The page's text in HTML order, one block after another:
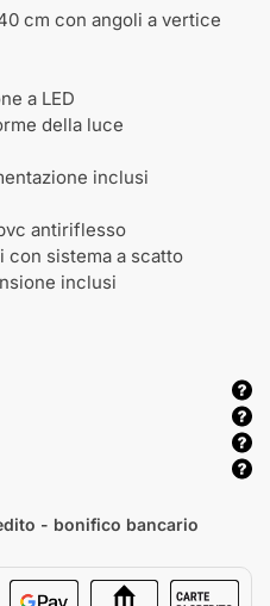
cm con angoli a vertice
a LED
della luce
inclusi
antiriflesso
con sistema a scatto
inclusi
- bonifico bancario